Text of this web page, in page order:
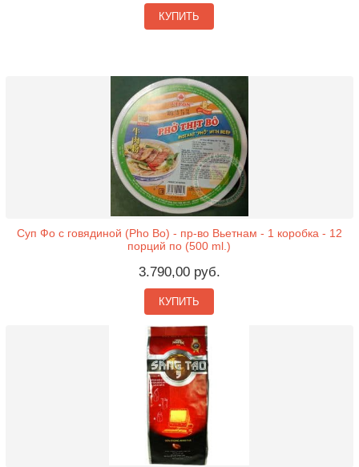
КУПИТЬ
Суп Фо с говядиной (Pho Bo) - пр-во Вьетнам - 1 коробка - 12
порций по (500 ml.)
3.790,00 руб.
КУПИТЬ